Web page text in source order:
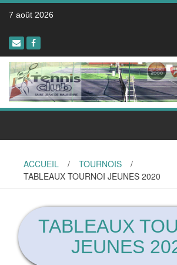
Skip
7 août 2026
ACCUEIL / TOURNOIS
/
TABLEAUX TOURNOI JEUNES 2020
TABLEAUX
JEUNES